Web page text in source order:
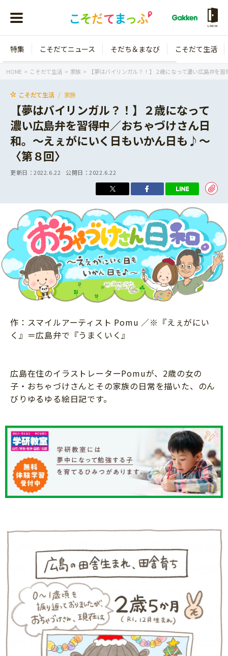
LOGIN
年齢から探す
0歳
2歳
年長
小学1年生
小学2年生
小学3年生
小学4年生
小学5年生
小学6年生
特集
こそだてニュース
イベント
ニュース
そだち＆まなび
ワーク・ドリル
幼稚園・保育園
小学校
科学・プログラミング
絵本・読み聞かせ
読書感想文
本・読書
英語
習い事
知育
こそだて生活
住まい
ファッション・美容
トラブル
親子でいっしょに
おでかけ
家族
マネー
健康
こそだてマンガ
特集 こそだてニュース そだち＆まなび こそだて生活
HOME こそだて生活 家族 【夢はバイリンガル？！】２歳になって濃い広島弁を
こそだて生活 家族
【夢はバイリンガル？！】２歳になって
濃い広島弁を習得中／おちゃづけさん日
和。〜えぇがにいく日もいかん日も♪〜
〈第８回〉
更新日：2022.6.22 公開日：2022.6.22
作：スマイルアーティスト Pomu ／※『えぇがにい
く』＝広島弁で『うまくいく』
広島在住のイラストレーターPomuが、2歳の女の
子・おちゃづけさんとその家族の日常を描いた、のん
びりゆるゆる絵日記です。